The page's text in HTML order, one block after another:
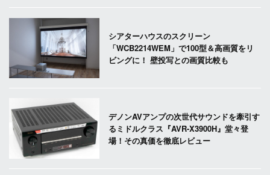
シアターハウスのスクリーン
「WCB2214WEM」で100型＆高画質をリ
ビングに！ 壁投写との画質比較も
デノンAVアンプの次世代サウンドを牽引す
るミドルクラス『AVR-X3900H』堂々登
場！その真価を徹底レビュー